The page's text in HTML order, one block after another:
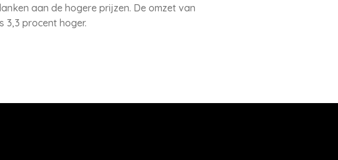
aan de hogere prijzen. De omzet van
3,3 procent hoger.